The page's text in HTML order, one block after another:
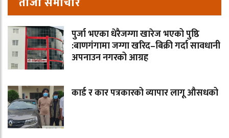
पुर्जा भएका धेरैजग्गा खारेज भएको पुष्ठि
:बाणगंगामा जग्गा खरिद–बिक्री गर्दा सावधानी
अपनाउन नगरको आग्रह
कार्ड र कार पत्रकारको व्यापार लागू औसधको